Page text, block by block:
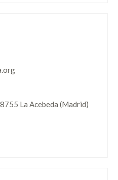
La Acebeda (Madrid)